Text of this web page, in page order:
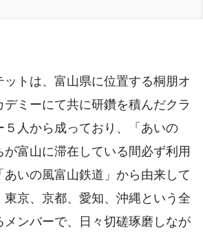
トは、富山県に位置する桐朋オ
ミーにて共に研鑽を積んだクラ
５人から成っており、「あいの
が富山に滞在している間必ず利用
いの風富山鉄道」から由来して
東京、京都、愛知、沖縄という全
メンバーで、日々切磋琢磨しなが